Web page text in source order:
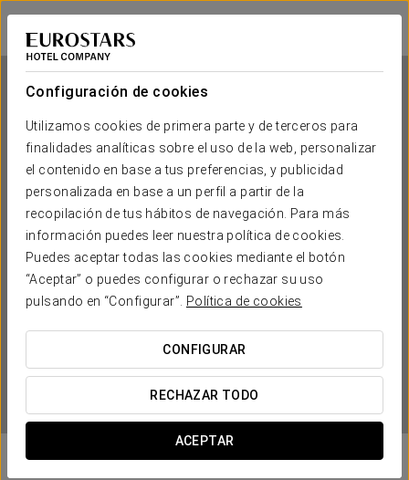
Configuración de cookies
Utilizamos cookies de primera parte y de terceros para
finalidades analíticas sobre el uso de la web, personalizar
el contenido en base a tus preferencias, y publicidad
personalizada en base a un perfil a partir de la
recopilación de tus hábitos de navegación. Para más
información puedes leer nuestra política de cookies.
Puedes aceptar todas las cookies mediante el botón
“Aceptar” o puedes configurar o rechazar su uso
pulsando en “Configurar”.
Política de cookies
CONFIGURAR
RECHAZAR TODO
ACEPTAR
Exe Plaza
MADRID
Exe Plaza
MADRID
¿CUÁNDO QUIERES IR?